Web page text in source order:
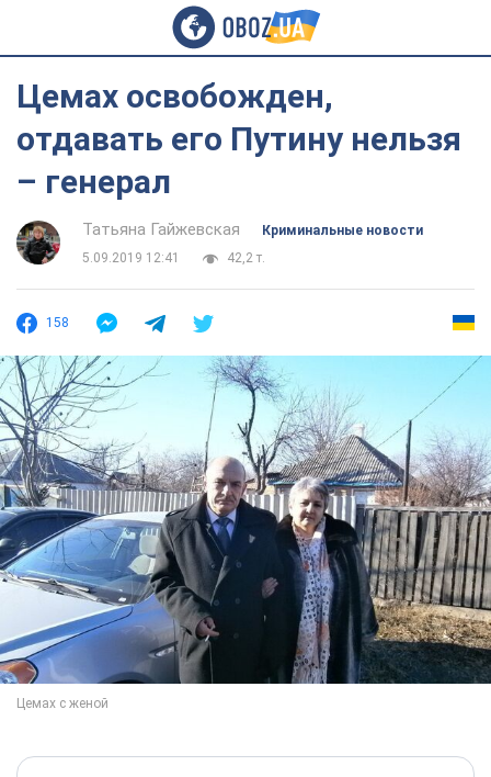
Цемах освобожден,
отдавать его Путину нельзя
– генерал
Татьяна Гайжевская
Криминальные новости
5.09.2019 12:41
42,2 т.
158